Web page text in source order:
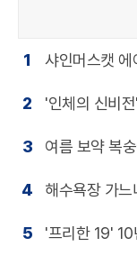
1 샤인머스캣
2 '인체의 신비
3 여름 보약 복
4 해수욕장 가
5 '프리한 19'